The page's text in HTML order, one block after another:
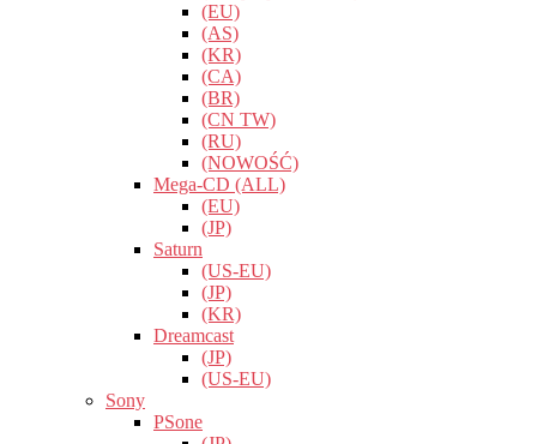
(EU)
(AS)
(KR)
(CA)
(BR)
(CN TW)
(RU)
(NOWOŚĆ)
Mega-CD (ALL)
(EU)
(JP)
Saturn
(US-EU)
(JP)
(KR)
Dreamcast
(JP)
(US-EU)
Sony
PSone